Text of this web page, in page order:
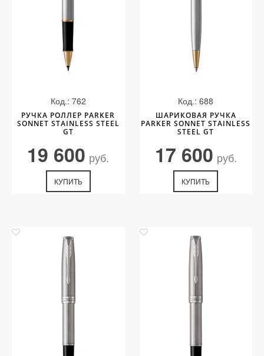
Код.: 762
РУЧКА РОЛЛЕР PARKER
SONNET STAINLESS STEEL
GT
19 600 руб.
КУПИТЬ
Код.: 688
ШАРИКОВАЯ РУЧКА
PARKER SONNET STAINLESS
STEEL GT
17 600 руб.
КУПИТЬ